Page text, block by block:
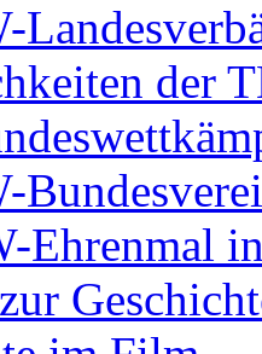
der
Ehrenmal